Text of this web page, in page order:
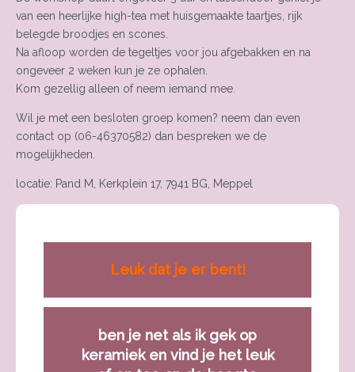
van een heerlijke high-tea met huisgemaakte taartjes, rijk
belegde broodjes en scones.
Na afloop worden de tegeltjes voor jou afgebakken en na
ongeveer 2 weken kun je ze ophalen.
Kom gezellig alleen of neem iemand mee.
Wil je met een besloten groep komen? neem dan even
contact op (06-46370582) dan bespreken we de
mogelijkheden.
locatie: Pand M, Kerkplein 17, 7941 BG, Meppel
Leuk dat je er bent!
ben je net als ik gek op
keramiek en vind je het leuk